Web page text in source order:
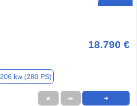
18.790 €
206 kw (280 PS)
★ ➦ ➜